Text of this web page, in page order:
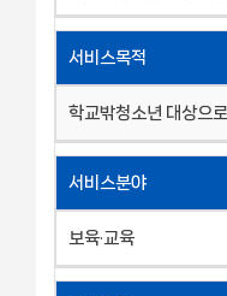
서비스목적
학교밖청소년 대상으
서비스분야
보육·교육